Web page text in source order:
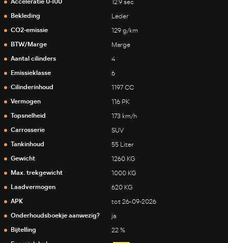
12.9 sec.
Bekleding Leder
CO2-emissie 129 g/km
BTW/Marge Marge
Aantal cilinders 4
Emissieklasse 6
Cilinderinhoud 1197 CC
Vermogen 116 PK
Topsnelheid 173 km/h
Carrosserie SUV
Tankinhoud 55 Liter
Gewicht 1260 KG
Max. trekgewicht 1000 KG
Laadvermogen 620 KG
APK tot 26-09-2026
Onderhoudsboekje aanwezig? ja
Bijtelling 22 %